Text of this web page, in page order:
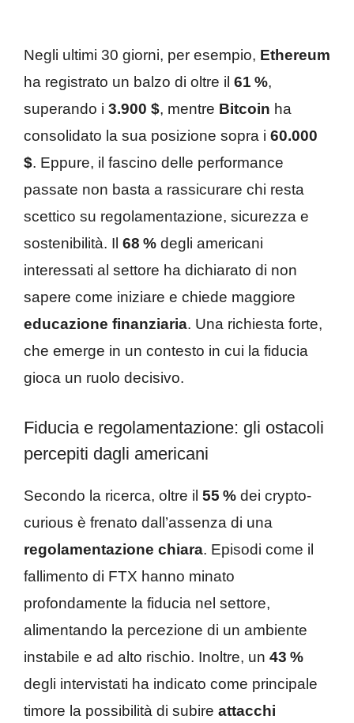
Negli ultimi 30 giorni, per esempio, Ethereum
ha registrato un balzo di oltre il 61 %,
superando i 3.900 $, mentre Bitcoin ha
consolidato la sua posizione sopra i 60.000
$. Eppure, il fascino delle performance
passate non basta a rassicurare chi resta
scettico su regolamentazione, sicurezza e
sostenibilità. Il 68 % degli americani
interessati al settore ha dichiarato di non
sapere come iniziare e chiede maggiore
educazione finanziaria. Una richiesta forte,
che emerge in un contesto in cui la fiducia
gioca un ruolo decisivo.
Fiducia e regolamentazione: gli ostacoli
percepiti dagli americani
Secondo la ricerca, oltre il 55 % dei crypto-
curious è frenato dall’assenza di una
regolamentazione chiara. Episodi come il
fallimento di FTX hanno minato
profondamente la fiducia nel settore,
alimentando la percezione di un ambiente
instabile e ad alto rischio. Inoltre, un 43 %
degli intervistati ha indicato come principale
timore la possibilità di subire attacchi